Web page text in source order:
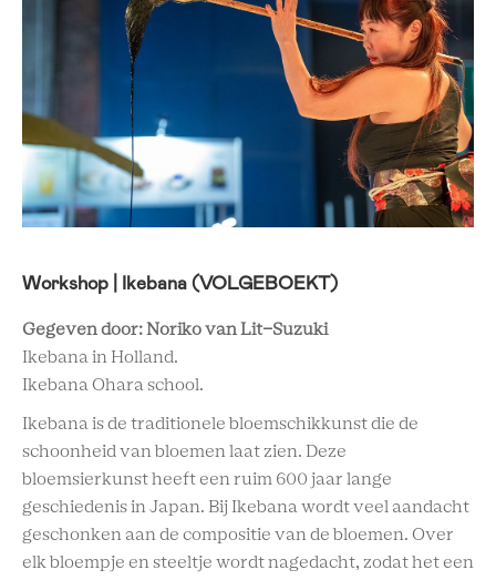
Workshop | Ikebana (VOLGEBOEKT)
Gegeven door: Noriko van Lit-Suzuki
Ikebana in Holland.
Ikebana Ohara school.
Ikebana is de traditionele bloemschikkunst die de
schoonheid van bloemen laat zien. Deze
bloemsierkunst heeft een ruim 600 jaar lange
geschiedenis in Japan. Bij Ikebana wordt veel aandacht
geschonken aan de compositie van de bloemen. Over
elk bloempje en steeltje wordt nagedacht, zodat het een